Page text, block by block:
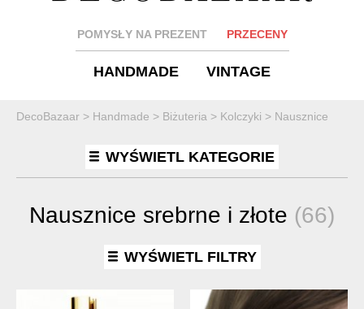
POMYSŁY NA PREZENT PRZECENY
HANDMADE VINTAGE
DecoBazaar > Handmade > Biżuteria > Kolczyki > Nausznice
WYŚWIETL KATEGORIE
Nausznice srebrne i złote (66)
WYŚWIETL FILTRY